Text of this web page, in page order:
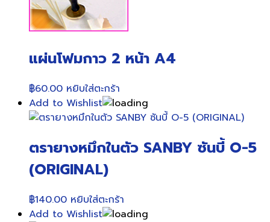
แผ่นโฟมกาว 2 หน้า A4
฿60.00 หยิบใส่ตะกร้า
Add to Wishlist
ตรายางหมึกในตัว SANBY ซันบี้ O-5
(ORIGINAL)
฿140.00 หยิบใส่ตะกร้า
Add to Wishlist